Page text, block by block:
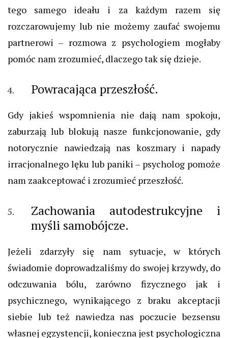
tego samego ideału i za każdym razem się
rozczarowujemy lub nie możemy zaufać swojemu
partnerowi – rozmowa z psychologiem mogłaby
pomóc nam zrozumieć, dlaczego tak się dzieje.
Powracająca przeszłość.
Gdy jakieś wspomnienia nie dają nam spokoju,
zaburzają lub blokują nasze funkcjonowanie, gdy
notorycznie nawiedzają nas koszmary i napady
irracjonalnego lęku lub paniki – psycholog pomoże
nam zaakceptować i zrozumieć przeszłość.
Zachowania autodestrukcyjne i
myśli samobójcze.
Jeżeli zdarzyły się nam sytuacje, w których
świadomie doprowadzaliśmy do swojej krzywdy, do
odczuwania bólu, zarówno fizycznego jak i
psychicznego, wynikającego z braku akceptacji
siebie lub też nawiedza nas poczucie bezsensu
własnej egzystencji, konieczna jest psychologiczna